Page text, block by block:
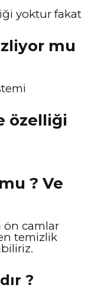
yoktur fakat
mu
özelliği
? Ve
ön camlar
temizlik
?